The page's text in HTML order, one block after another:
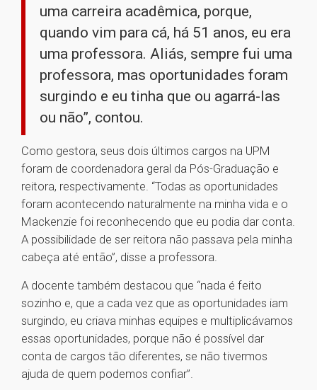
uma carreira acadêmica, porque,
quando vim para cá, há 51 anos, eu era
uma professora. Aliás, sempre fui uma
professora, mas oportunidades foram
surgindo e eu tinha que ou agarrá-las
ou não”, contou.
Como gestora, seus dois últimos cargos na UPM
foram de coordenadora geral da Pós-Graduação e
reitora, respectivamente. “Todas as oportunidades
foram acontecendo naturalmente na minha vida e o
Mackenzie foi reconhecendo que eu podia dar conta.
A possibilidade de ser reitora não passava pela minha
cabeça até então”, disse a professora.
A docente também destacou que “nada é feito
sozinho e, que a cada vez que as oportunidades iam
surgindo, eu criava minhas equipes e multiplicávamos
essas oportunidades, porque não é possível dar
conta de cargos tão diferentes, se não tivermos
ajuda de quem podemos confiar”.